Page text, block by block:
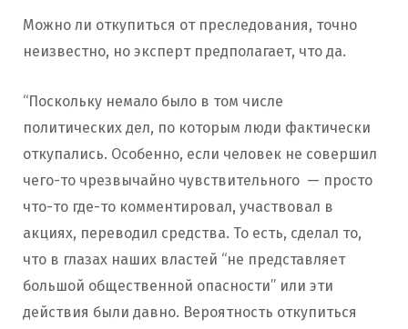
Можно ли откупиться от преследования, точно
неизвестно, но эксперт предполагает, что да.
“Поскольку немало было в том числе
политических дел, по которым люди фактически
откупались. Особенно, если человек не совершил
чего-то чрезвычайно чувствительного — просто
что-то где-то комментировал, участвовал в
акциях, переводил средства. То есть, сделал то,
что в глазах наших властей “не представляет
большой общественной опасности” или эти
действия были давно. Вероятность откупиться